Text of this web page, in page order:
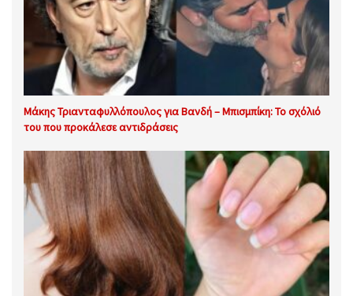
Μάκης Τριανταφυλλόπουλος για Βανδή – Μπισμπίκη: Το σχόλιό
του που προκάλεσε αντιδράσεις